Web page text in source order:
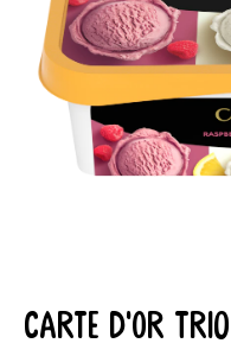
Carte d'Or Trio